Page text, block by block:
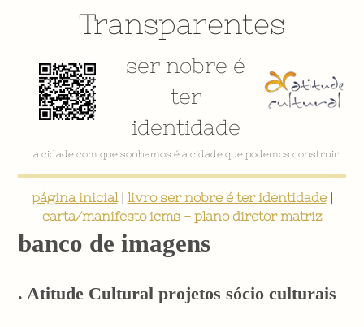
Transparentes
ser nobre é
ter
identidade
VÍDEO INSTITUCIONAL
página inicial| livro ser nobre é ter identidade|
carta/manifesto icms - plano diretor matriz
banco de imagens
. Atitude Cultural projetos sócio culturais